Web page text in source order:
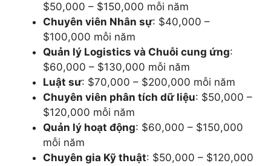
$50,000 – $150,000 mỗi năm
Chuyên viên Nhân sự: $40,000 –
$100,000 mỗi năm
Quản lý Logistics và Chuỗi cung ứng:
$60,000 – $130,000 mỗi năm
Luật sư: $70,000 – $200,000 mỗi năm
Chuyên viên phân tích dữ liệu: $50,000 –
$120,000 mỗi năm
Quản lý hoạt động: $60,000 – $150,000
mỗi năm
Chuyên gia Kỹ thuật: $50,000 – $120,000